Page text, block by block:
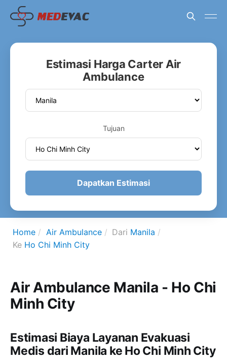
Estimasi Harga Carter Air
Ambulance
Tujuan
Dapatkan Estimasi
Home Air Ambulance Dari Manila
Ke Ho Chi Minh City
Air Ambulance Manila - Ho Chi
Minh City
Estimasi Biaya Layanan Evakuasi
Medis dari Manila ke Ho Chi Minh City